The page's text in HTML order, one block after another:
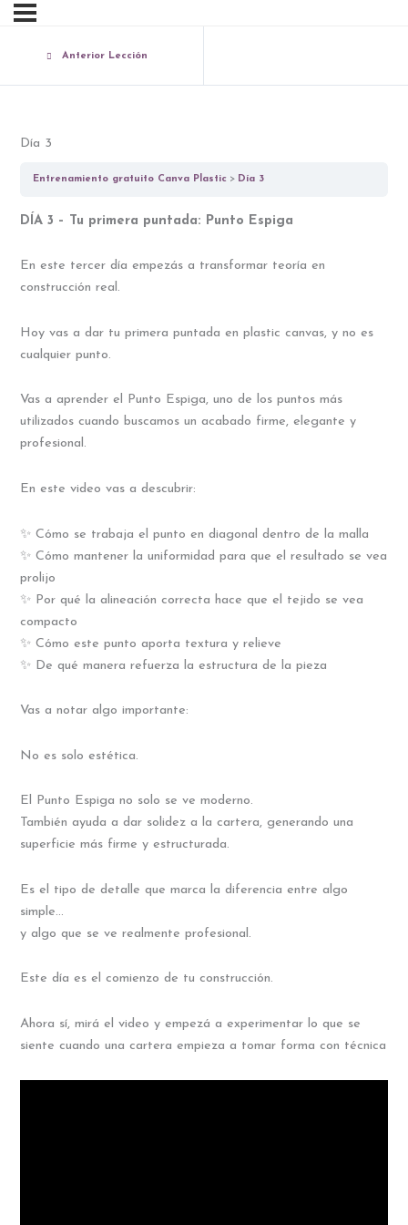
Anterior Lección
Día 3
Entrenamiento gratuito Canva Plastic Día 3
DÍA 3 – Tu primera puntada: Punto Espiga
En este tercer día empezás a transformar teoría en
construcción real.
Hoy vas a dar tu primera puntada en plastic canvas, y no es
cualquier punto.
Vas a aprender el Punto Espiga, uno de los puntos más
utilizados cuando buscamos un acabado firme, elegante y
profesional.
En este video vas a descubrir:
✨ Cómo se trabaja el punto en diagonal dentro de la malla
✨ Cómo mantener la uniformidad para que el resultado se vea
prolijo
✨ Por qué la alineación correcta hace que el tejido se vea
compacto
✨ Cómo este punto aporta textura y relieve
✨ De qué manera refuerza la estructura de la pieza
Vas a notar algo importante:
No es solo estética.
El Punto Espiga no solo se ve moderno.
También ayuda a dar solidez a la cartera, generando una
superficie más firme y estructurada.
Es el tipo de detalle que marca la diferencia entre algo
simple…
y algo que se ve realmente profesional.
Este día es el comienzo de tu construcción.
Ahora sí, mirá el video y empezá a experimentar lo que se
siente cuando una cartera empieza a tomar forma con técnica